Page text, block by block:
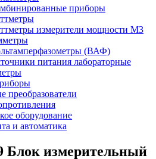
приборы
измерители мощности М3
(ВАФ)
питания лабораторные
преобразователи
оборудование
и автоматика
измерительный